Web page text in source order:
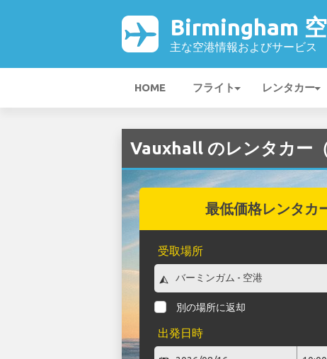
Birmingham
主な空港情報およびサービス
HOME フライト レンタカー
Vauxhall のレンタカー
最低価格レンタカ
受取場所
別の場所に返却
出発日時